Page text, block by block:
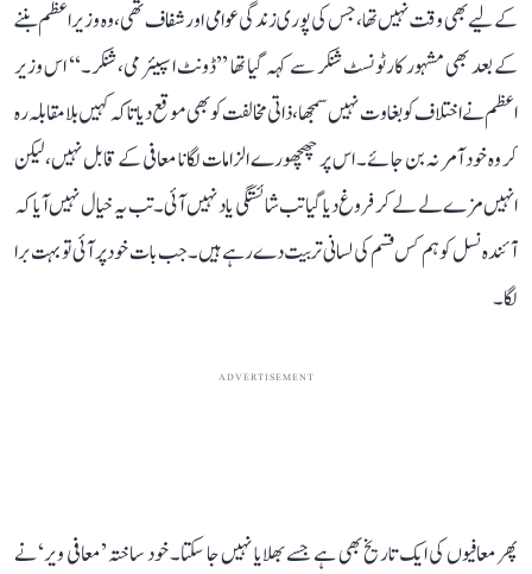
کے لیے بھی وقت نہیں تھا، جس کی پوری زندگی عوامی اور شفاف تھی، وہ وزیر اعظم بننے
کے بعد بھی مشہور کارٹونسٹ شنکر سے کہہ گیا تھا ’’ڈونٹ اسپیئر می، شنکر۔‘‘ اس وزیر
اعظم نے اختلاف کو بغاوت نہیں سمجھا، ذاتی مخالفت کو بھی موقع دیا تاکہ کہیں بلا مقابلہ رہ
کر وہ خود آمر نہ بن جائے۔ اس پر چھچھورے الزامات لگانا معافی کے قابل نہیں، لیکن
انہیں مزے لے لے کر فروغ دیا گیا تب شائستگی یاد نہیں آئی۔ تب یہ خیال نہیں آیا کہ
آئندہ نسل کو ہم کس قسم کی لسانی تربیت دے رہے ہیں۔ جب بات خود پر آئی تو بہت برا
لگا۔
ADVERTISEMENT
پھر معافیوں کی ایک تاریخ بھی ہے جسے بھلایا نہیں جا سکتا۔ خود ساختہ ’معافی ویر‘ نے